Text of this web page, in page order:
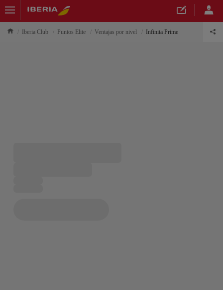
Iberia Club Puntos Elite Ventajas por nivel Infinita Prime